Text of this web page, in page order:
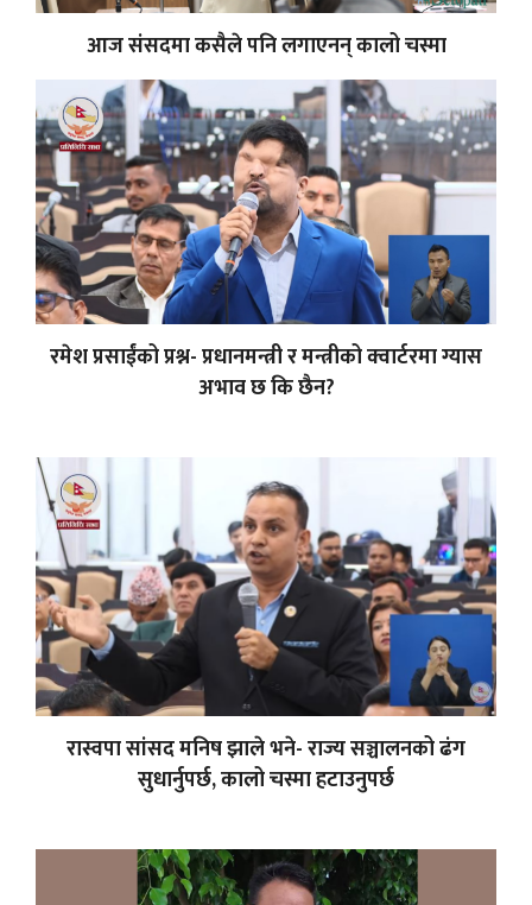
आज संसदमा कसैले पनि लगाएनन् कालो चस्मा
रमेश प्रसाईंको प्रश्न- प्रधानमन्त्री र मन्त्रीको क्वार्टरमा ग्यास
अभाव छ कि छैन?
रास्वपा सांसद मनिष झाले भने- राज्य सञ्चालनको ढंग
सुधार्नुपर्छ, कालो चस्मा हटाउनुपर्छ